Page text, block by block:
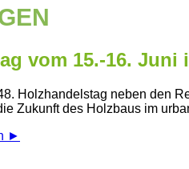
vom 15.-16.
Holzhandelstag neben den
Zukunft des Holzbaus im
►